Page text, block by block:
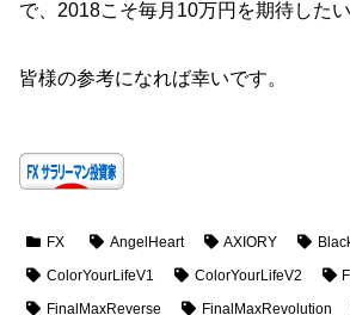
で、2018こそ毎月10万円を期待したい
皆様の参考になれば幸いです。
FX AngelHeart AXIORY
ColorYourLifeV1
ColorYourLifeV2
FinalMaxReverse
FinalMaxRevolution